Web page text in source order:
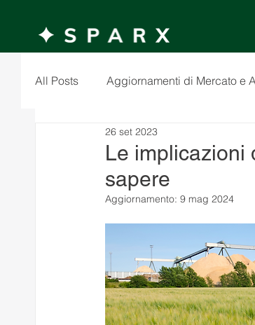
All Posts Aggiornamenti di Mercato e
Le implicazioni
sapere
26 set 2023
Aggiornamento: 9 mag 2024